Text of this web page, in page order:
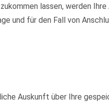
lassen, werden
und für den Fall von
Auskunft über Ihre